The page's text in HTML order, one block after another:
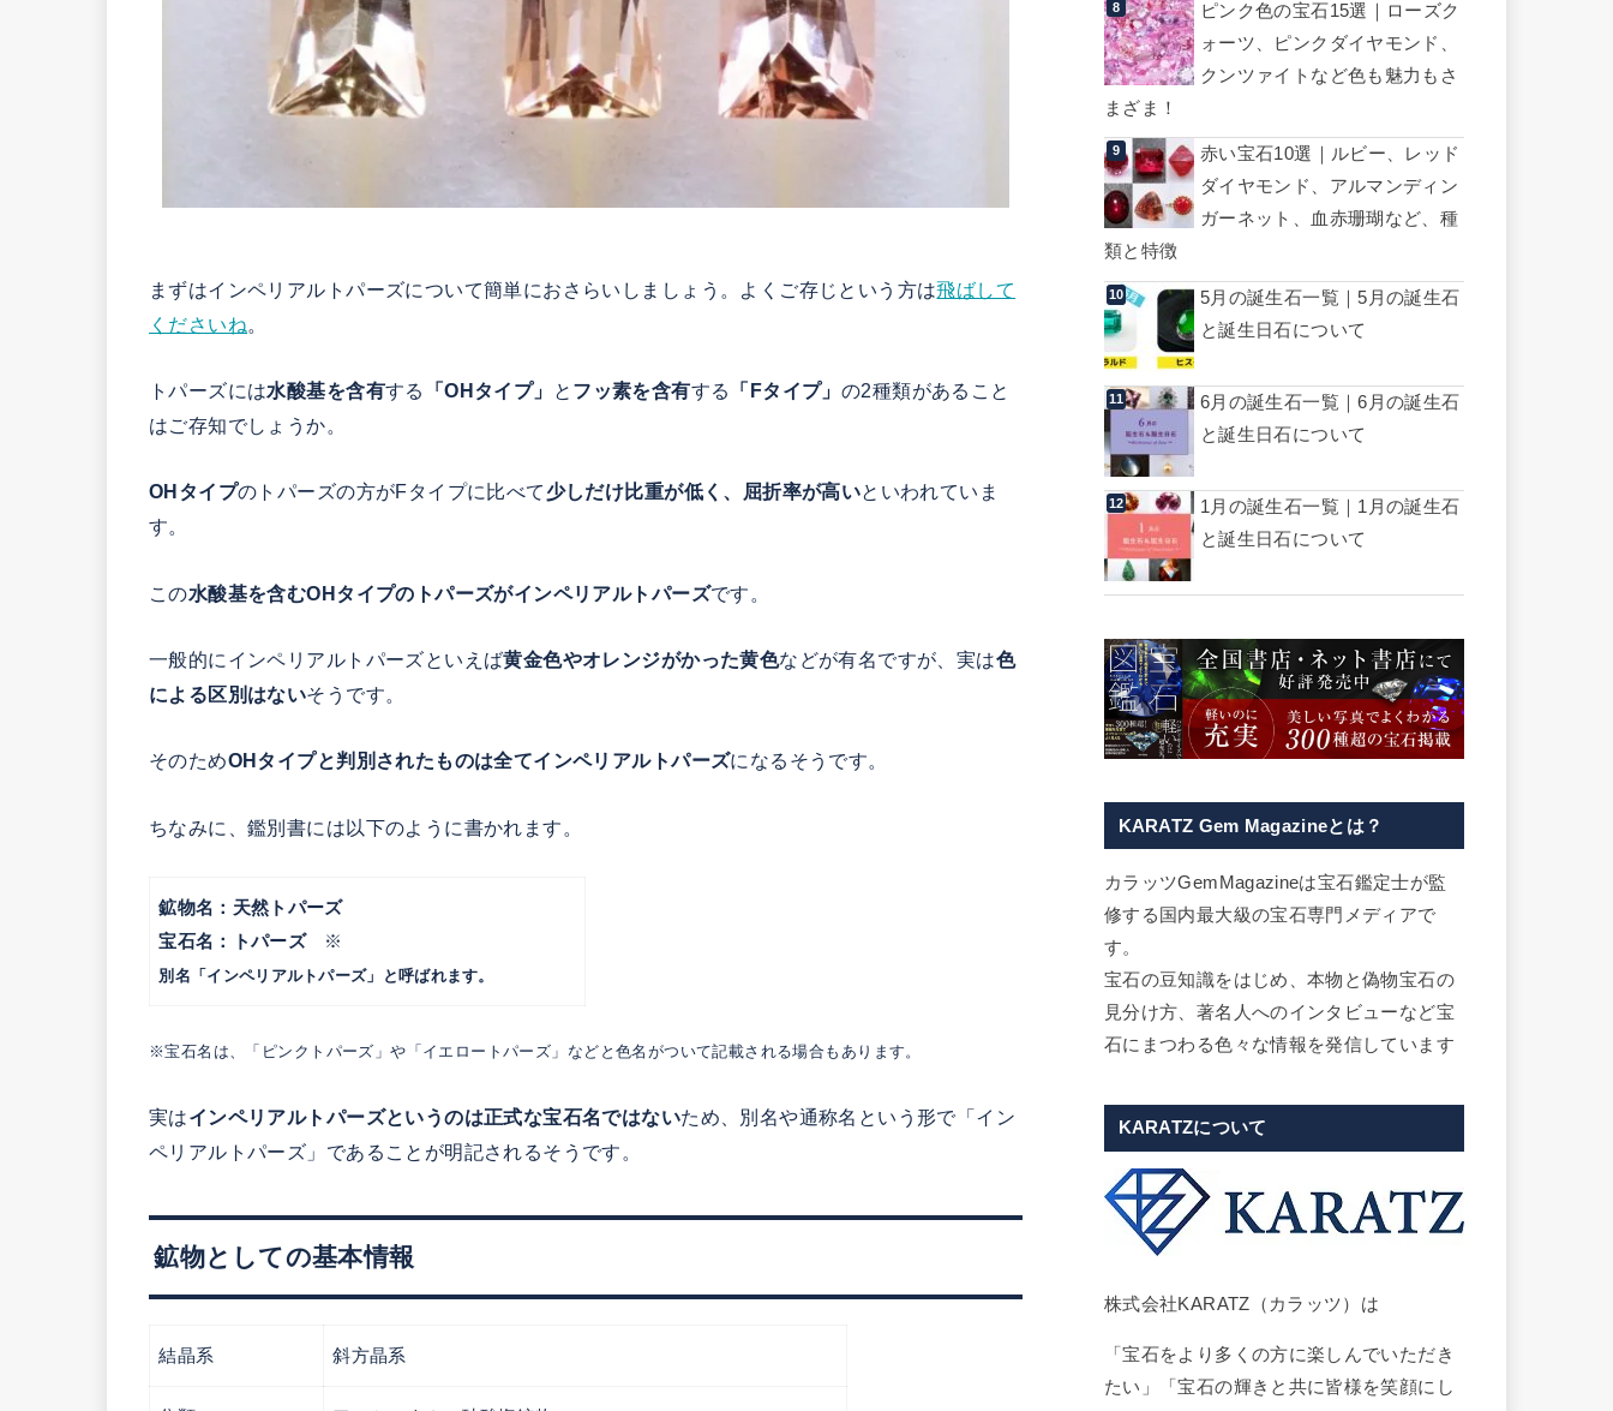
まずはインペリアルトパーズについて簡単におさらいしましょう。よくご存じという方は飛ばして
くださいね。
トパーズには水酸基を含有する 「OHタイプ」 と フッ素を含有する 「Fタイプ」 の2種類があること
はご存知でしょうか。
OHタイプのトパーズの方がFタイプに比べて 少しだけ比重が低く、屈折率が高いといわれていま
す。
この水酸基を含むOHタイプのトパーズがインペリアルトパーズです。
一般的にインペリアルトパーズといえば黄金色やオレンジがかった黄色などが有名ですが、実は色
による区別はないそうです。
そのためOHタイプと判別されたものは全てインペリアルトパーズになるそうです。
ちなみに、鑑別書には以下のように書かれます。
鉱物名：天然トパーズ
宝石名：トパーズ※
別名「インペリアルトパーズ」と呼ばれます。
※宝石名は、「ピンクトパーズ」や「イエロートパーズ」などと色名がついて記載される場合もあります。
実はインペリアルトパーズというのは正式な宝石名ではないため、別名や通称名という形で「イン
ペリアルトパーズ」であることが明記されるそうです。
鉱物としての基本情報
結晶系 斜方晶系
ピンク色の宝石15選｜ローズク
ォーツ、ピンクダイヤモンド、
クンツァイトなど色も魅力もさ
まざま！
赤い宝石10選｜ルビー、レッド
ダイヤモンド、アルマンディン
ガーネット、血赤珊瑚など、種
類と特徴
5月の誕生石一覧｜5月の誕生石
と誕生日石について
6月の誕生石一覧｜6月の誕生石
と誕生日石について
1月の誕生石一覧｜1月の誕生石
と誕生日石について
KARATZ Gem Magazineとは？
カラッツGemMagazineは宝石鑑定士が監
修する国内最大級の宝石専門メディアで
す。
宝石の豆知識をはじめ、本物と偽物宝石の
見分け方、著名人へのインタビューなど宝
石にまつわる色々な情報を発信しています
KARATZについて
株式会社KARATZ（カラッツ）は
「宝石をより多くの方に楽しんでいただき
たい」「宝石の輝きと共に皆様を笑顔にし